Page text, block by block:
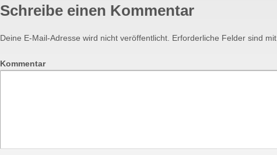
Schreibe einen Kommentar
Deine E-Mail-Adresse wird nicht veröffentlicht. Erforderliche Felder sind mit
Kommentar